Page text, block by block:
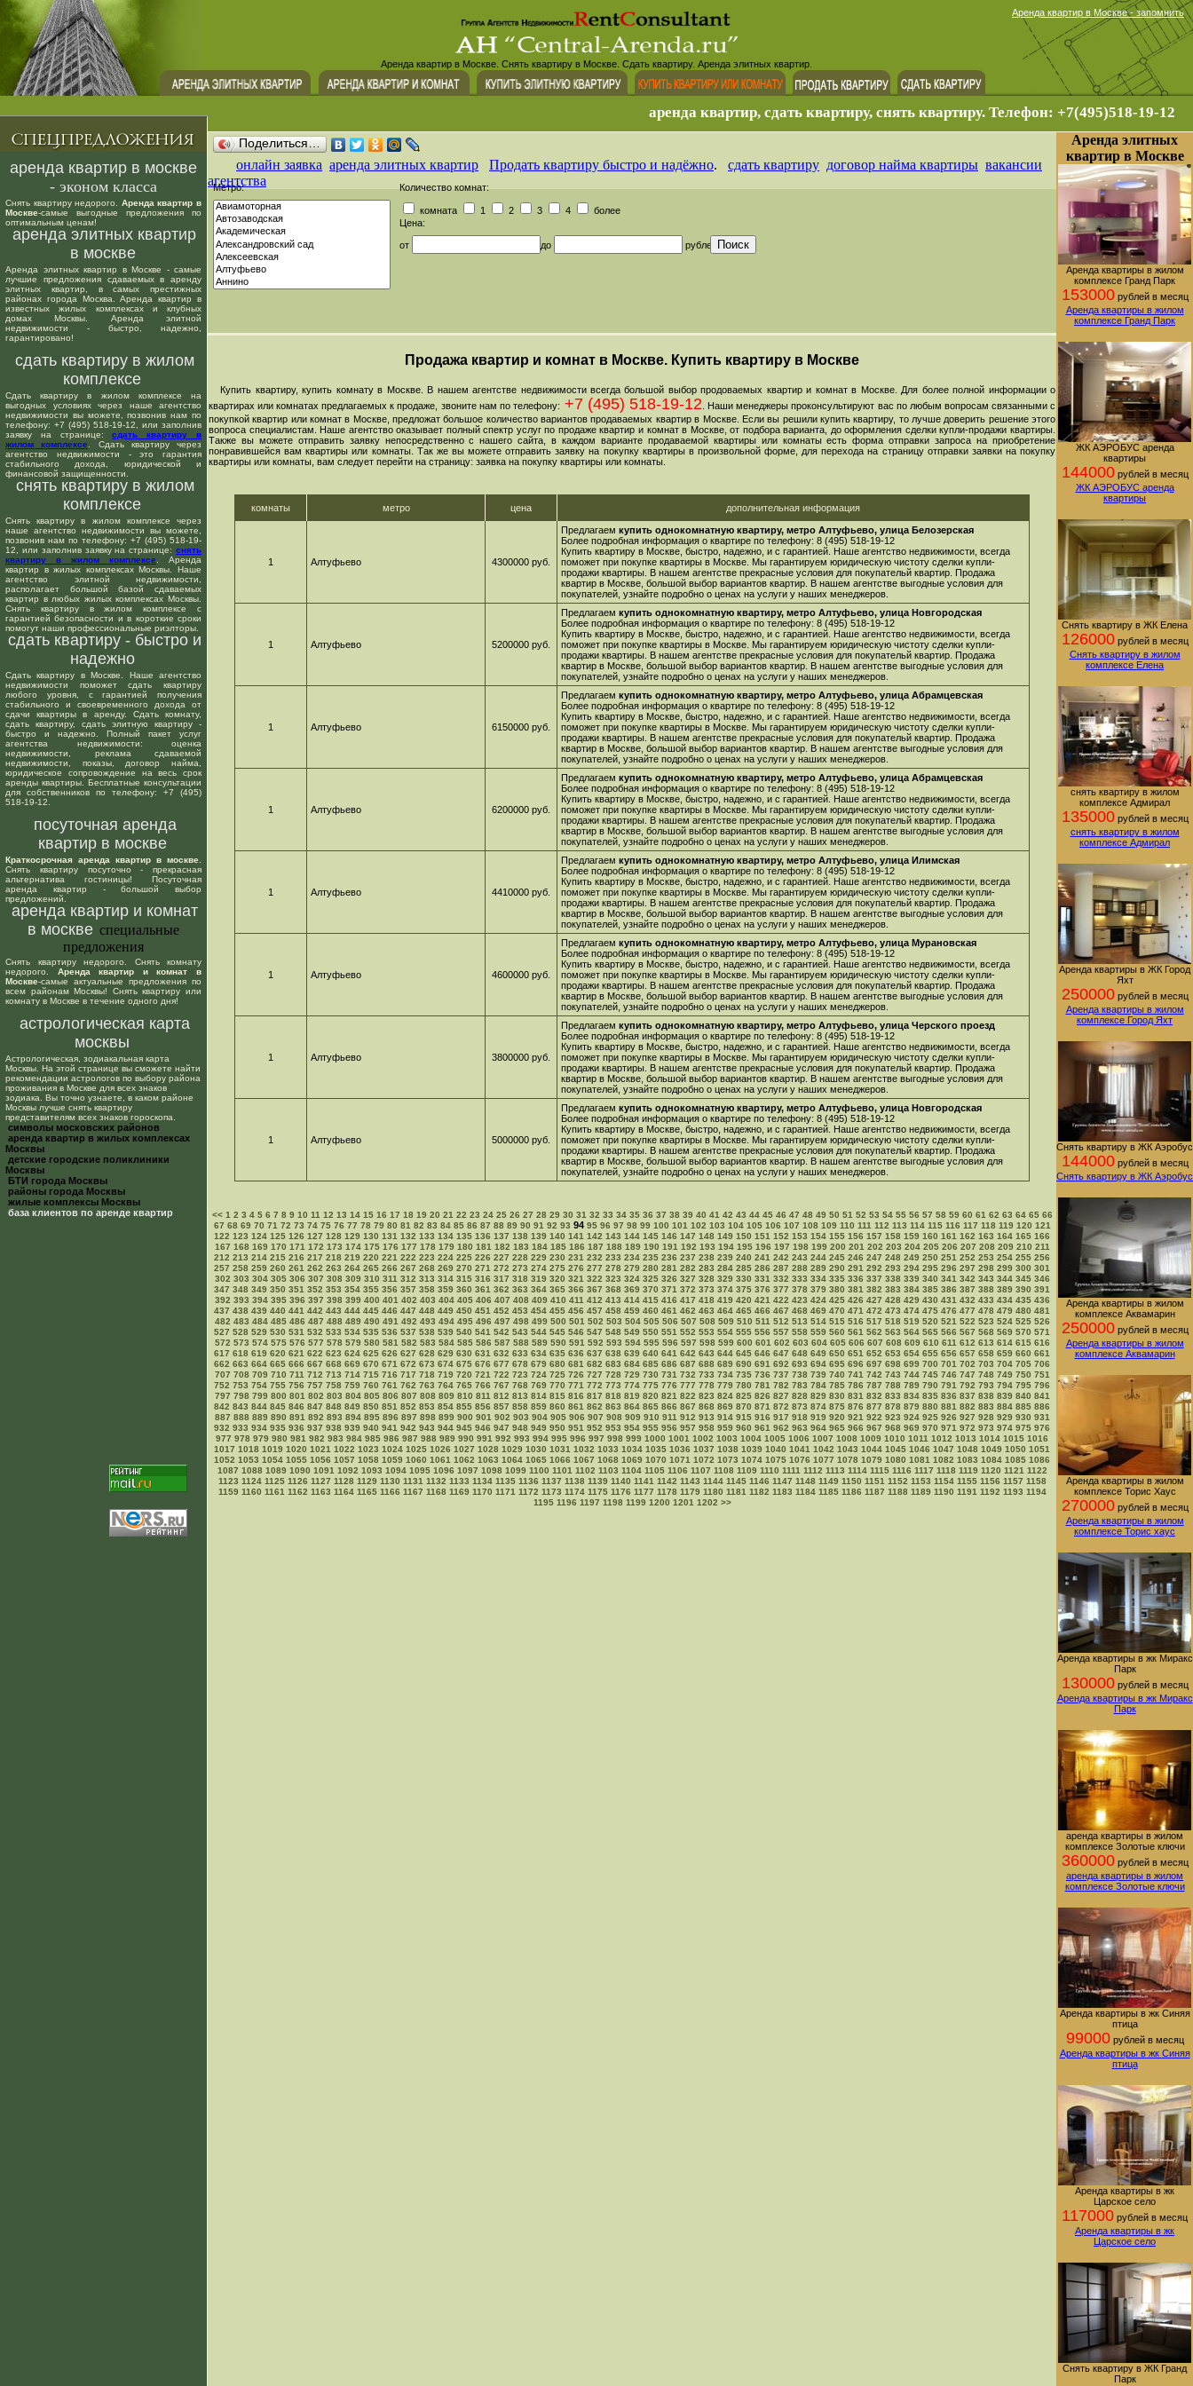
Аренда квартир в Москве - запомнить
Аренда квартир в Москве. Снять квартиру в Москве. Сдать квартиру. Аренда элитных квартир.
аренда квартир, сдать квартиру, снять квартиру. Телефон: +7(495)518-19-12
аренда квартир в москве
- эконом класса
Снять квартиру недорого. Аренда квартир в
Москве-самые выгодные предложения по
оптимальным ценам!
аренда элитных квартир
в москве
Аренда элитных квартир в Москве - самые
лучшие предложения сдаваемых в аренду
элитных квартир, в самых престижных
районах города Москва. Аренда квартир в
известных жилых комплексах и клубных
домах Москвы. Аренда элитной
недвижимости - быстро, надежно,
гарантировано!
сдать квартиру в жилом
комплексе
Сдать квартиру в жилом комплексе на
выгодных условиях через наше агентство
недвижимости вы можете, позвонив нам по
телефону: +7 (495) 518-19-12, или заполнив
заявку на странице:сдать квартиру в
жилом комплексе . Сдать квартиру через
агентство недвижимости - это гарантия
стабильного дохода, юридической и
финансовой защищенности.
снять квартиру в жилом
комплексе
Снять квартиру в жилом комплексе через
наше агентство недвижимости вы можете,
позвонив нам по телефону: +7 (495) 518-19-
12, или заполнив заявку на странице: снять
квартиру в жилом комплексе . Аренда
квартир в жилых комплексах Москвы. Наше
агентство элитной недвижимости,
располагает большой базой сдаваемых
квартир в любых жилых комплексах Москвы.
Снять квартиру в жилом комплексе с
гарантией безопасности и в короткие сроки
помогут наши профессиональные риэлторы.
сдать квартиру - быстро и
надежно
Сдать квартиру в Москве. Наше агентство
недвижимости поможет сдать квартиру
любого уровня, с гарантией получения
стабильного и своевременного дохода от
сдачи квартиры в аренду. Сдать комнату,
сдать квартиру, сдать элитную квартиру -
быстро и надежно. Полный пакет услуг
агентства недвижимости: оценка
недвижимости, реклама сдаваемой
недвижимости, показы, договор найма,
юридическое сопровождение на весь срок
аренды квартиры. Бесплатные консультации
для собственников по телефону: +7 (495)
518-19-12.
посуточная аренда
квартир в москве
Краткосрочная аренда квартир в москве
Снять квартиру посуточно - прекрасная
альтернатива гостиницы! Посуточная
аренда квартир - большой выбор
предложений.
аренда квартир и комнат
в москве специальные
предложения
Снять квартиру недорого. Снять комнату
недорого. Аренда квартир и комнат в
Москве-самые актуальные предложения по
всем районам Москвы! Снять квартиру или
комнату в Москве в течение одного дня!
астрологическая карта
москвы
Астрологическая, зодиакальная карта
Москвы. На этой странице вы сможете найти
рекомендации астрологов по выбору района
проживания в Москве для всех знаков
зодиака. Вы точно узнаете, в каком районе
Москвы лучше снять квартиру
представителям всех знаков гороскопа.
cимволы московских районов
аренда квартир в жилых комплексах
Москвы
детские городские поликлиники
Москвы
БТИ города Москвы
районы города Москвы
жилые комплексы Москвы
база клиентов по аренде квартир
Поделиться…
онлайн заявка аренда элитных квартир Продать квартиру быстро и надёжно. сдать квартиру договор найма квартиры вакансии
агентства
Метро: Количество комнат:
комната 1 2 3 4
более
Цена:
от до рублей
Продажа квартир и комнат в Москве. Купить квартиру в Москве
Купить квартиру, купить комнату в Москве. В нашем агентстве недвижимости всегда большой выбор продоваемых квартир и комнат в Москве. Для более полной информации о
квартирах или комнатах предлагаемых к продаже, звоните нам по телефону: +7 (495) 518-19-12 . Наши менеджеры проконсультируют вас по любым вопросам связанными с
покупкой квартир или комнат в Москве, предложат большое количество вариантов продаваемых квартир в Москве. Если вы решили купить квартиру, то лучше доверить решение этого
вопроса специалистам. Наше агентство оказывает полный спектр услуг по продаже квартир и комнат в Москве, от подбора варианта, до оформления сделки купли-продажи квартиры.
Также вы можете отправить заявку непосредственно с нашего сайта, в каждом варианте продаваемой квартиры или комнаты есть форма отправки запроса на приобретение
понравившейся вам квартиры или комнаты. Так же вы можете отправить заявку на покупку квартиры в произвольной форме, для перехода на страницу отправки заявки на покупку
квартиры или комнаты, вам следует перейти на страницу: заявка на покупку квартиры или комнаты.
комнаты метро цена дополнительная информация
1 Алтуфьево 4300000 руб.
Предлагаем купить однокомнатную квартиру, метро Алтуфьево, улица Белозерская
Более подробная информация о квартире по телефону: 8 (495) 518-19-12
Купить квартиру в Москве, быстро, надежно, и с гарантией. Наше агентство недвижимости, всегда
поможет при покупке квартиры в Москве. Мы гарантируем юридическую чистоту сделки купли-
продажи квартиры. В нашем агентстве прекрасные условия для покупательй квартир. Продажа
квартир в Москве, большой выбор вариантов квартир. В нашем агентстве выгодные условия для
покупателей, узнайте подробно о ценах на услуги у наших менеджеров.
1 Алтуфьево 5200000 руб.
Предлагаем купить однокомнатную квартиру, метро Алтуфьево, улица Новгородская
Более подробная информация о квартире по телефону: 8 (495) 518-19-12
Купить квартиру в Москве, быстро, надежно, и с гарантией. Наше агентство недвижимости, всегда
поможет при покупке квартиры в Москве. Мы гарантируем юридическую чистоту сделки купли-
продажи квартиры. В нашем агентстве прекрасные условия для покупательй квартир. Продажа
квартир в Москве, большой выбор вариантов квартир. В нашем агентстве выгодные условия для
покупателей, узнайте подробно о ценах на услуги у наших менеджеров.
1 Алтуфьево 6150000 руб.
Предлагаем купить однокомнатную квартиру, метро Алтуфьево, улица Абрамцевская
Более подробная информация о квартире по телефону: 8 (495) 518-19-12
Купить квартиру в Москве, быстро, надежно, и с гарантией. Наше агентство недвижимости, всегда
поможет при покупке квартиры в Москве. Мы гарантируем юридическую чистоту сделки купли-
продажи квартиры. В нашем агентстве прекрасные условия для покупательй квартир. Продажа
квартир в Москве, большой выбор вариантов квартир. В нашем агентстве выгодные условия для
покупателей, узнайте подробно о ценах на услуги у наших менеджеров.
1 Алтуфьево 6200000 руб.
Предлагаем купить однокомнатную квартиру, метро Алтуфьево, улица Абрамцевская
Более подробная информация о квартире по телефону: 8 (495) 518-19-12
Купить квартиру в Москве, быстро, надежно, и с гарантией. Наше агентство недвижимости, всегда
поможет при покупке квартиры в Москве. Мы гарантируем юридическую чистоту сделки купли-
продажи квартиры. В нашем агентстве прекрасные условия для покупательй квартир. Продажа
квартир в Москве, большой выбор вариантов квартир. В нашем агентстве выгодные условия для
покупателей, узнайте подробно о ценах на услуги у наших менеджеров.
1 Алтуфьево 4410000 руб.
Предлагаем купить однокомнатную квартиру, метро Алтуфьево, улица Илимская
Более подробная информация о квартире по телефону: 8 (495) 518-19-12
Купить квартиру в Москве, быстро, надежно, и с гарантией. Наше агентство недвижимости, всегда
поможет при покупке квартиры в Москве. Мы гарантируем юридическую чистоту сделки купли-
продажи квартиры. В нашем агентстве прекрасные условия для покупательй квартир. Продажа
квартир в Москве, большой выбор вариантов квартир. В нашем агентстве выгодные условия для
покупателей, узнайте подробно о ценах на услуги у наших менеджеров.
1 Алтуфьево 4600000 руб.
Предлагаем купить однокомнатную квартиру, метро Алтуфьево, улица Мурановская
Более подробная информация о квартире по телефону: 8 (495) 518-19-12
Купить квартиру в Москве, быстро, надежно, и с гарантией. Наше агентство недвижимости, всегда
поможет при покупке квартиры в Москве. Мы гарантируем юридическую чистоту сделки купли-
продажи квартиры. В нашем агентстве прекрасные условия для покупательй квартир. Продажа
квартир в Москве, большой выбор вариантов квартир. В нашем агентстве выгодные условия для
покупателей, узнайте подробно о ценах на услуги у наших менеджеров.
1 Алтуфьево 3800000 руб.
Предлагаем купить однокомнатную квартиру, метро Алтуфьево, улица Черского проезд
Более подробная информация о квартире по телефону: 8 (495) 518-19-12
Купить квартиру в Москве, быстро, надежно, и с гарантией. Наше агентство недвижимости, всегда
поможет при покупке квартиры в Москве. Мы гарантируем юридическую чистоту сделки купли-
продажи квартиры. В нашем агентстве прекрасные условия для покупательй квартир. Продажа
квартир в Москве, большой выбор вариантов квартир. В нашем агентстве выгодные условия для
покупателей, узнайте подробно о ценах на услуги у наших менеджеров.
1 Алтуфьево 5000000 руб.
Предлагаем купить однокомнатную квартиру, метро Алтуфьево, улица Новгородская
Более подробная информация о квартире по телефону: 8 (495) 518-19-12
Купить квартиру в Москве, быстро, надежно, и с гарантией. Наше агентство недвижимости, всегда
поможет при покупке квартиры в Москве. Мы гарантируем юридическую чистоту сделки купли-
продажи квартиры. В нашем агентстве прекрасные условия для покупательй квартир. Продажа
квартир в Москве, большой выбор вариантов квартир. В нашем агентстве выгодные условия для
покупателей, узнайте подробно о ценах на услуги у наших менеджеров.
<< 1 2 3 4 5 6 7 8 9 10 11 12 13 14 15 16 17 18 19 20 21 22 23 24 25 26 27 28 29 30 31 32 33 34 35 36 37 38 39 40 41 42 43 44 45 46 47 48 49 50 51 52 53 54 55 56 57 58 59 60 61 62 63 64 65 66
67 68 69 70 71 72 73 74 75 76 77 78 79 80 81 82 83 84 85 86 87 88 89 90 91 92 93 94 95 96 97 98 99 100 101 102 103 104 105 106 107 108 109 110 111 112 113 114 115 116 117 118 119 120 121
122 123 124 125 126 127 128 129 130 131 132 133 134 135 136 137 138 139 140 141 142 143 144 145 146 147 148 149 150 151 152 153 154 155 156 157 158 159 160 161 162 163 164 165 166
167 168 169 170 171 172 173 174 175 176 177 178 179 180 181 182 183 184 185 186 187 188 189 190 191 192 193 194 195 196 197 198 199 200 201 202 203 204 205 206 207 208 209 210 211
212 213 214 215 216 217 218 219 220 221 222 223 224 225 226 227 228 229 230 231 232 233 234 235 236 237 238 239 240 241 242 243 244 245 246 247 248 249 250 251 252 253 254 255 256
257 258 259 260 261 262 263 264 265 266 267 268 269 270 271 272 273 274 275 276 277 278 279 280 281 282 283 284 285 286 287 288 289 290 291 292 293 294 295 296 297 298 299 300 301
302 303 304 305 306 307 308 309 310 311 312 313 314 315 316 317 318 319 320 321 322 323 324 325 326 327 328 329 330 331 332 333 334 335 336 337 338 339 340 341 342 343 344 345 346
347 348 349 350 351 352 353 354 355 356 357 358 359 360 361 362 363 364 365 366 367 368 369 370 371 372 373 374 375 376 377 378 379 380 381 382 383 384 385 386 387 388 389 390 391
392 393 394 395 396 397 398 399 400 401 402 403 404 405 406 407 408 409 410 411 412 413 414 415 416 417 418 419 420 421 422 423 424 425 426 427 428 429 430 431 432 433 434 435 436
437 438 439 440 441 442 443 444 445 446 447 448 449 450 451 452 453 454 455 456 457 458 459 460 461 462 463 464 465 466 467 468 469 470 471 472 473 474 475 476 477 478 479 480 481
482 483 484 485 486 487 488 489 490 491 492 493 494 495 496 497 498 499 500 501 502 503 504 505 506 507 508 509 510 511 512 513 514 515 516 517 518 519 520 521 522 523 524 525 526
527 528 529 530 531 532 533 534 535 536 537 538 539 540 541 542 543 544 545 546 547 548 549 550 551 552 553 554 555 556 557 558 559 560 561 562 563 564 565 566 567 568 569 570 571
572 573 574 575 576 577 578 579 580 581 582 583 584 585 586 587 588 589 590 591 592 593 594 595 596 597 598 599 600 601 602 603 604 605 606 607 608 609 610 611 612 613 614 615 616
617 618 619 620 621 622 623 624 625 626 627 628 629 630 631 632 633 634 635 636 637 638 639 640 641 642 643 644 645 646 647 648 649 650 651 652 653 654 655 656 657 658 659 660 661
662 663 664 665 666 667 668 669 670 671 672 673 674 675 676 677 678 679 680 681 682 683 684 685 686 687 688 689 690 691 692 693 694 695 696 697 698 699 700 701 702 703 704 705 706
707 708 709 710 711 712 713 714 715 716 717 718 719 720 721 722 723 724 725 726 727 728 729 730 731 732 733 734 735 736 737 738 739 740 741 742 743 744 745 746 747 748 749 750 751
752 753 754 755 756 757 758 759 760 761 762 763 764 765 766 767 768 769 770 771 772 773 774 775 776 777 778 779 780 781 782 783 784 785 786 787 788 789 790 791 792 793 794 795 796
797 798 799 800 801 802 803 804 805 806 807 808 809 810 811 812 813 814 815 816 817 818 819 820 821 822 823 824 825 826 827 828 829 830 831 832 833 834 835 836 837 838 839 840 841
842 843 844 845 846 847 848 849 850 851 852 853 854 855 856 857 858 859 860 861 862 863 864 865 866 867 868 869 870 871 872 873 874 875 876 877 878 879 880 881 882 883 884 885 886
887 888 889 890 891 892 893 894 895 896 897 898 899 900 901 902 903 904 905 906 907 908 909 910 911 912 913 914 915 916 917 918 919 920 921 922 923 924 925 926 927 928 929 930 931
932 933 934 935 936 937 938 939 940 941 942 943 944 945 946 947 948 949 950 951 952 953 954 955 956 957 958 959 960 961 962 963 964 965 966 967 968 969 970 971 972 973 974 975 976
977 978 979 980 981 982 983 984 985 986 987 988 989 990 991 992 993 994 995 996 997 998 999 1000 1001 1002 1003 1004 1005 1006 1007 1008 1009 1010 1011 1012 1013 1014 1015 1016
1017 1018 1019 1020 1021 1022 1023 1024 1025 1026 1027 1028 1029 1030 1031 1032 1033 1034 1035 1036 1037 1038 1039 1040 1041 1042 1043 1044 1045 1046 1047 1048 1049 1050 1051
1052 1053 1054 1055 1056 1057 1058 1059 1060 1061 1062 1063 1064 1065 1066 1067 1068 1069 1070 1071 1072 1073 1074 1075 1076 1077 1078 1079 1080 1081 1082 1083 1084 1085 1086
1087 1088 1089 1090 1091 1092 1093 1094 1095 1096 1097 1098 1099 1100 1101 1102 1103 1104 1105 1106 1107 1108 1109 1110 1111 1112 1113 1114 1115 1116 1117 1118 1119 1120 1121 1122
1123 1124 1125 1126 1127 1128 1129 1130 1131 1132 1133 1134 1135 1136 1137 1138 1139 1140 1141 1142 1143 1144 1145 1146 1147 1148 1149 1150 1151 1152 1153 1154 1155 1156 1157 1158
1159 1160 1161 1162 1163 1164 1165 1166 1167 1168 1169 1170 1171 1172 1173 1174 1175 1176 1177 1178 1179 1180 1181 1182 1183 1184 1185 1186 1187 1188 1189 1190 1191 1192 1193 1194
1195 1196 1197 1198 1199 1200 1201 1202 >>
Аренда элитных
квартир в Москве
Аренда квартиры в жилом
комплексе Гранд Парк
153000рублей в месяц
Аренда квартиры в жилом
комплексе Гранд Парк
ЖК АЭРОБУС аренда
квартиры
144000рублей в месяц
ЖК АЭРОБУС аренда
квартиры
Снять квартиру в ЖК Елена
126000рублей в месяц
Снять квартиру в жилом
комплексе Елена
снять квартиру в жилом
комплексе Адмирал
135000рублей в месяц
снять квартиру в жилом
комплексе Адмирал
Аренда квартиры в ЖК Город
Яхт
250000рублей в месяц
Аренда квартиры в жилом
комплексе Город Яхт
Снять квартиру в ЖК Аэробус
144000рублей в месяц
Снять квартиру в ЖК Аэробус
Аренда квартиры в жилом
комплексе Аквамарин
250000рублей в месяц
Аренда квартиры в жилом
комплексе Аквамарин
Аренда квартиры в жилом
комплексе Торис Хаус
270000рублей в месяц
Аренда квартиры в жилом
комплексе Торис хаус
Аренда квартиры в жк Миракс
Парк
130000рублей в месяц
Аренда квартиры в жк Миракс
Парк
аренда квартиры в жилом
комплексе Золотые ключи
360000рублей в месяц
аренда квартиры в жилом
комплексе Золотые ключи
Аренда квартиры в жк Синяя
птица
99000рублей в месяц
Аренда квартиры в жк Синяя
птица
Аренда квартиры в жк
Царское село
117000 рублей в месяц
Аренда квартиры в жк
Царское село
Снять квартиру в ЖК Гранд
Парк